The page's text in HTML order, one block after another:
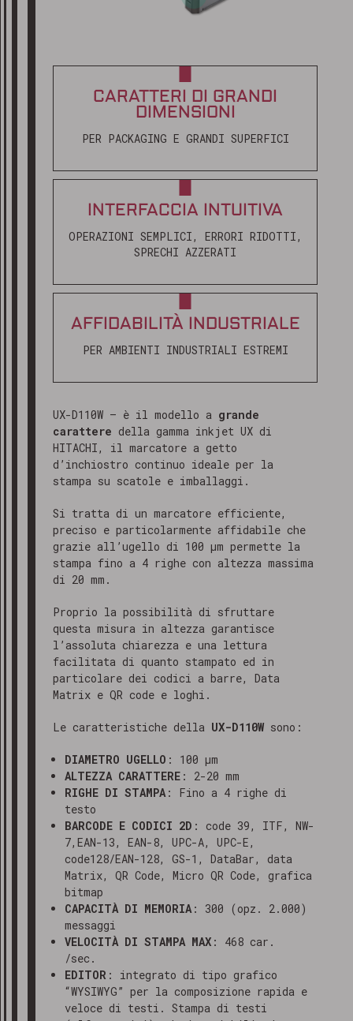
CARATTERI DI GRANDI
DIMENSIONI
PER PACKAGING E GRANDI SUPERFICI
INTERFACCIA INTUITIVA
OPERAZIONI SEMPLICI, ERRORI RIDOTTI,
SPRECHI AZZERATI
AFFIDABILITÀ INDUSTRIALE
PER AMBIENTI INDUSTRIALI ESTREMI
UX-D110W – è il modello a grande
carattere della gamma inkjet UX di
HITACHI, il marcatore a getto
d’inchiostro continuo ideale per la
stampa su scatole e imballaggi.
Si tratta di un marcatore efficiente,
preciso e particolarmente affidabile che
grazie all’ugello di 100 µm permette la
stampa fino a 4 righe con altezza massima
di 20 mm.
Proprio la possibilità di sfruttare
questa misura in altezza garantisce
l’assoluta chiarezza e una lettura
facilitata di quanto stampato ed in
particolare dei codici a barre, Data
Matrix e QR code e loghi.
Le caratteristiche della UX-D110W sono:
DIAMETRO UGELLO : 100 μm
ALTEZZA CARATTERE : 2-20 mm
RIGHE DI STAMPA: Fino a 4 righe di
testo
BARCODE E CODICI 2D : code 39, ITF, NW-
7,EAN-13, EAN-8, UPC-A, UPC-E,
code128/EAN-128, GS-1, DataBar, data
Matrix, QR Code, Micro QR Code, grafica
bitmap
CAPACITÀ DI MEMORIA: 300 (opz. 2.000)
messaggi
VELOCITÀ DI STAMPA MAX : 468 car.
/sec.
EDITOR : integrato di tipo grafico
“WYSIWYG” per la composizione rapida e
veloce di testi. Stampa di testi